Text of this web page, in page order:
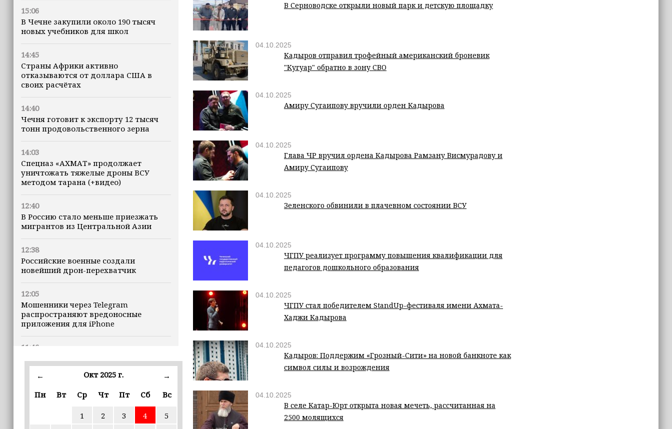
15:06
В Чечне закупили около 190 тысяч
новых учебников для школ
14:45
Страны Африки активно
отказываются от доллара США в
своих расчётах
14:40
Чечня готовит к экспорту 12 тысяч
тонн продовольственного зерна
14:03
Спецназ «АХМАТ» продолжает
уничтожать тяжелые дроны ВСУ
методом тарана (+видео)
12:40
В Россию стало меньше приезжать
мигрантов из Центральной Азии
12:38
Российские военные создали
новейший дрон-перехватчик
12:05
Мошенники через Telegram
распространяют вредоносные
приложения для iPhone
11:46
документов для регистрации
кандидатов в Госдуму
11:35
Назван неожиданный способ снизить
риск развития диабета
← Окт 2025 г.
→
Пн
Вт Ср Чт Пт Сб Вс
1 2 3 4
5
В Серноводске открыли новый парк и детскую площадку
04.10.2025
Кадыров отправил трофейный американский броневик
"Кугуар" обратно в зону СВО
04.10.2025
Амиру Сугаипову вручили орден Кадырова
04.10.2025
Глава ЧР вручил ордена Кадырова Рамзану Висмурадову и
Амиру Сугаипову
04.10.2025
Зеленского обвинили в плачевном состоянии ВСУ
04.10.2025
ЧГПУ реализует программу повышения квалификации для
педагогов дошкольного образования
04.10.2025
ЧГПУ стал победителем StandUp-фестиваля имени Ахмата-
Хаджи Кадырова
04.10.2025
Кадыров: Поддержим «Грозный-Сити» на новой банкноте как
символ силы и возрождения
04.10.2025
В селе Катар-Юрт открыта новая мечеть, рассчитанная на
2500 молящихся